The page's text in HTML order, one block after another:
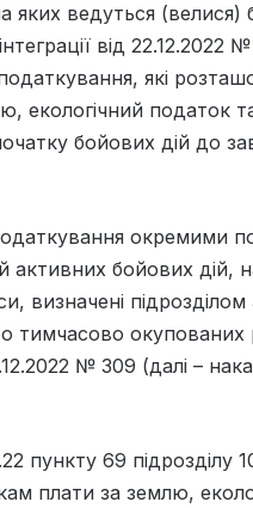
яких ведуться
від
які
екологічний податок
бойових дій до
окремими
активних бойових дій,
визначені
тимчасово
№ 309 (далі –
пункту 69 підрозділу
плати за землю,